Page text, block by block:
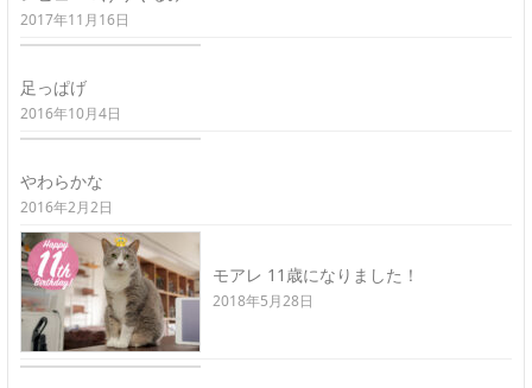
2017年11月16日
足っぱげ
2016年10月4日
やわらかな
2016年2月2日
モアレ 11歳になりました！
2018年5月28日